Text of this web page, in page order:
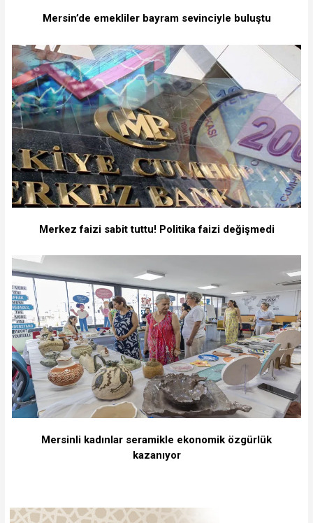
Mersin’de emekliler bayram sevinciyle buluştu
Merkez faizi sabit tuttu! Politika faizi değişmedi
Mersinli kadınlar seramikle ekonomik özgürlük
kazanıyor